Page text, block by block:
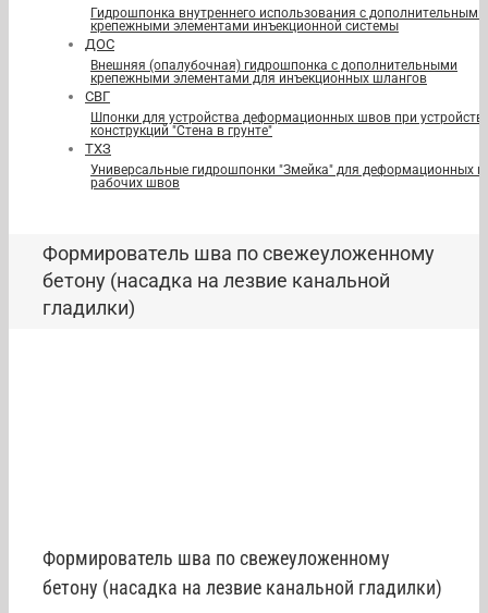
Гидрошпонка внутреннего использования с дополнительными
крепежными элементами инъекционной системы
ДОС
Внешняя (опалубочная) гидрошпонка с дополнительными
крепежными элементами для инъекционных шлангов
СВГ
Шпонки для устройства деформационных швов при
конструкций "Стена в грунте"
ТХЗ
Универсальные гидрошпонки "Змейка" для деформационных и
рабочих швов
Формирователь шва по свежеуложенному
бетону (насадка на лезвие канальной
гладилки)
Формирователь шва по свежеуложенному
бетону (насадка на лезвие канальной гладилки)